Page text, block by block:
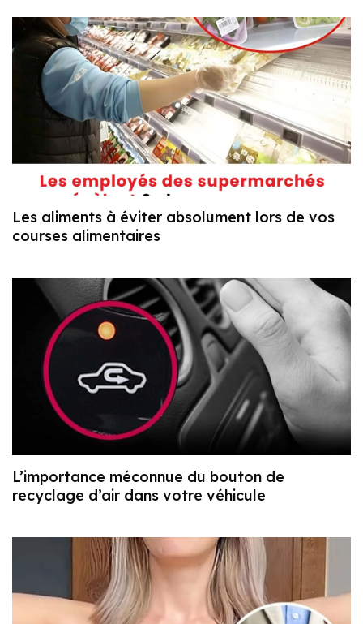
Les aliments à éviter absolument lors de vos
courses alimentaires
L’importance méconnue du bouton de
recyclage d’air dans votre véhicule